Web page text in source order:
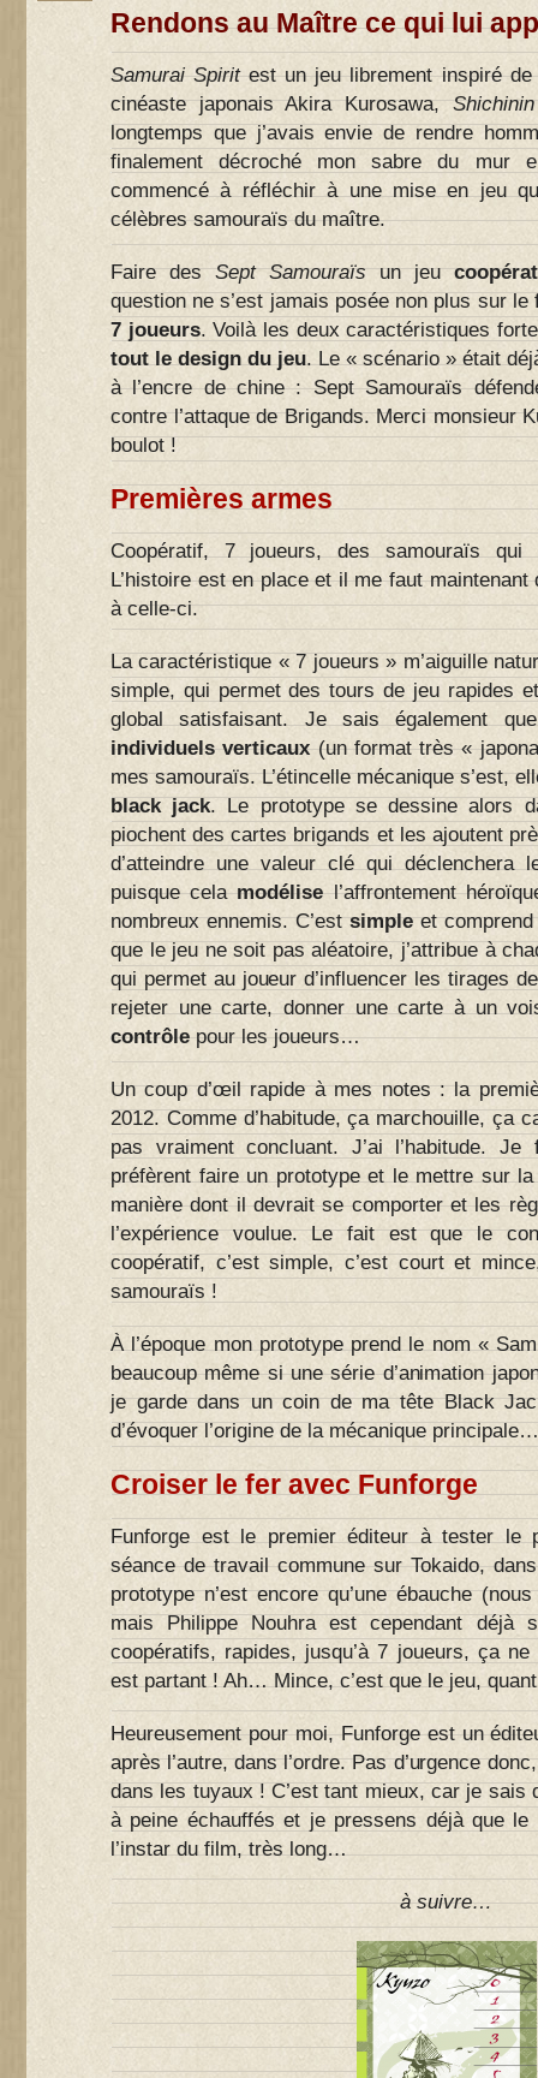
Rendons au Maître ce qui lui
Samurai Spiritest un jeu librement inspiré
cinéaste japonais Akira Kurosawa,
longtemps que j’avais envie de rendre
finalement décroché mon sabre du mur
commencé à réfléchir à une mise en jeu
célèbres samouraïs du maître.
Faire desSept Samouraïsun jeu
question ne s’est jamais posée non plus sur le
7 joueurs. Voilà les deux caractéristiques
tout le design du jeu. Le « scénario » était
à l’encre de chine : Sept Samouraïs
contre l’attaque de Brigands. Merci monsieur
boulot !
Premières armes
Coopératif, 7 joueurs, des samouraïs qui
L’histoire est en place et il me faut
à celle-ci.
La caractéristique « 7 joueurs » m’aiguille
simple, qui permet des tours de jeu rapides
global satisfaisant. Je sais également
individuels verticaux(un format très «
mes samouraïs. L’étincelle mécanique s’est,
black jack. Le prototype se dessine alors
piochent des cartes brigands et les ajoutent
d’atteindre une valeur clé qui déclenchera
puisque celamodélisel’affrontement
nombreux ennemis. C’estsimpleet comprend
que le jeu ne soit pas aléatoire, j’attribue à
qui permet au joueur d’influencer les tirages
rejeter une carte, donner une carte à un
contrôlepour les joueurs…
Un coup d’œil rapide à mes notes : la
2012. Comme d’habitude, ça marchouille, ça
pas vraiment concluant. J’ai l’habitude.
préfèrent faire un prototype et le mettre sur
manière dont il devrait se comporter et les
l’expérience voulue. Le fait est que le
coopératif, c’est simple, c’est court et
samouraïs !
À l’époque mon prototype prend le nom «
beaucoup même si une série d’animation
je garde dans un coin de ma tête Black
d’évoquer l’origine de la mécanique principale…
Croiser le fer avec Funforge
Funforge est le premier éditeur à tester le
séance de travail commune sur Tokaido,
prototype n’est encore qu’une ébauche
mais Philippe Nouhra est cependant déjà
coopératifs, rapides, jusqu’à 7 joueurs, ça
est partant ! Ah… Mince, c’est que le jeu,
Heureusement pour moi, Funforge est un
après l’autre, dans l’ordre. Pas d’urgence
dans les tuyaux ! C’est tant mieux, car je sais
à peine échauffés et je pressens déjà que le
l’instar du film, très long…
à suivre…